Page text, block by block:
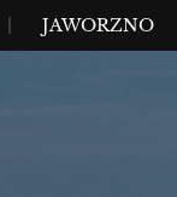
JAWORZNO